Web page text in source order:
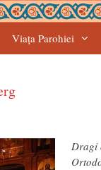
Viața Parohiei
Dragi